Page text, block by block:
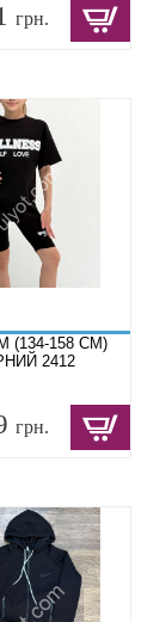
грн.
(134-158 СМ)
2412
грн.